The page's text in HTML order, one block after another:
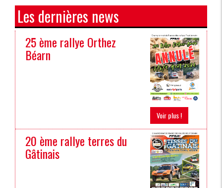
Les dernières news
25 ème rallye Orthez
Béarn
Voir plus !
20 ème rallye terres du
Gâtinais